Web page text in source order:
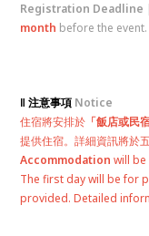
Registration Deadline
month before the event.
‖ 注意事項 Notice
住宿將安排於 「飯店或民
提供住宿。詳細資訊將於
Accommodation will
The first day will be for
provided. Detailed